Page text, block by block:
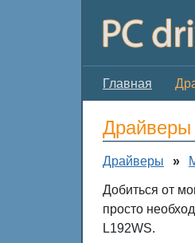
Главная
Драйверы
Драйверы »
Добиться от
просто
L192WS.